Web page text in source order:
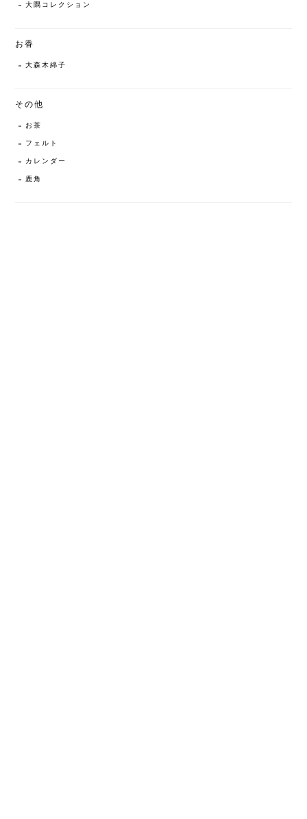
大隅コレクション
お香
大森木綿子
その他
お茶
フェルト
カレンダー
鹿角